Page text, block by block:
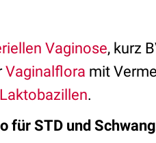
Vaginose, kurz
Vaginalflora mit
Laktobazillen.
für STD und